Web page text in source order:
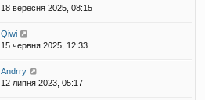
я
18 вересня 2025, 08:15
Qiwi
15 червня 2025, 12:33
Andrry
12 липня 2023, 05:17